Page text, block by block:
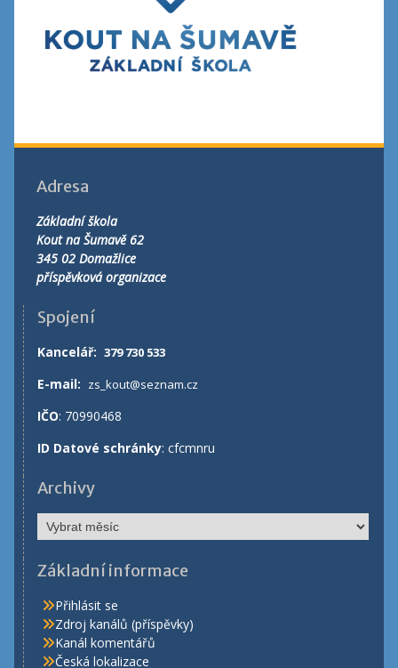
Adresa
Základní škola
Kout na Šumavě 62
345 02 Domažlice
příspěvková organizace
Spojení
Kancelář: 379 730 533
E-mail: zs_kout@seznam.cz
IČO: 70990468
ID Datové schránky: cfcmnru
Archivy
Archivy
Základní informace
Přihlásit se
Zdroj kanálů (příspěvky)
Kanál komentářů
Česká lokalizace